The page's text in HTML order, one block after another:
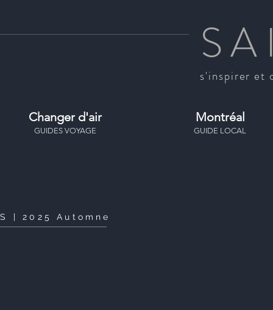
s'inspirer et
Changer d'air Montréal
GUIDE LOCAL
GUIDES VOYAGE
| 2025 Automne